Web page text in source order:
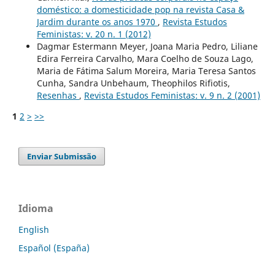
doméstico: a domesticidade pop na revista Casa &
Jardim durante os anos 1970 , Revista Estudos
Feministas: v. 20 n. 1 (2012)
Dagmar Estermann Meyer, Joana Maria Pedro, Liliane
Edira Ferreira Carvalho, Mara Coelho de Souza Lago,
Maria de Fátima Salum Moreira, Maria Teresa Santos
Cunha, Sandra Unbehaum, Theophilos Rifiotis,
Resenhas , Revista Estudos Feministas: v. 9 n. 2 (2001)
1 2 > >>
Enviar Submissão
Idioma
English
Español (España)